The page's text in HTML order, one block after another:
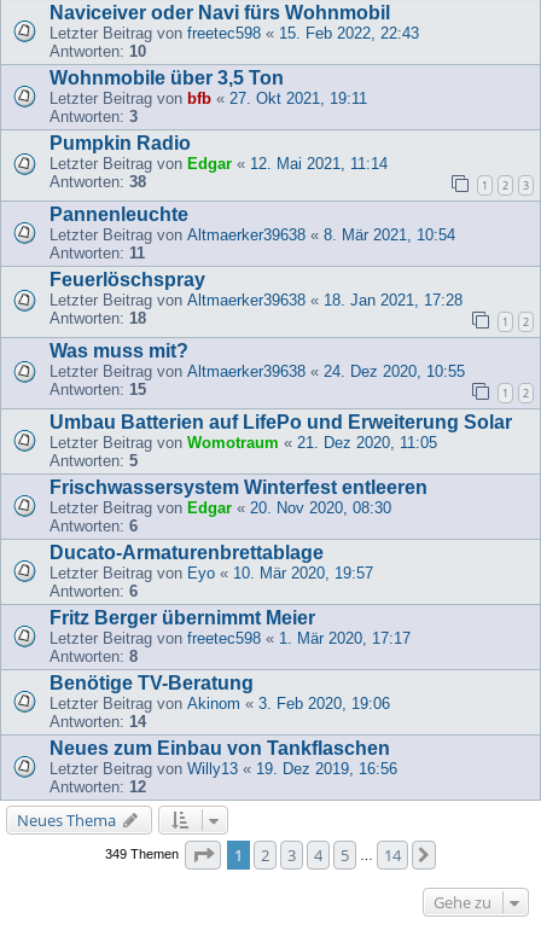
Naviceiver oder Navi fürs Wohnmobil
Letzter Beitrag von freetec598 « 15. Feb 2022, 22:43
Antworten: 10
Wohnmobile über 3,5 Ton
Letzter Beitrag von bfb « 27. Okt 2021, 19:11
Antworten: 3
Pumpkin Radio
Letzter Beitrag von Edgar « 12. Mai 2021, 11:14
Antworten: 38 1 2 3
Pannenleuchte
Letzter Beitrag von Altmaerker39638 « 8. Mär 2021, 10:54
Antworten: 11
Feuerlöschspray
Letzter Beitrag von Altmaerker39638 « 18. Jan 2021, 17:28
Antworten: 18 1 2
Was muss mit?
Letzter Beitrag von Altmaerker39638 « 24. Dez 2020, 10:55
Antworten: 15 1 2
Umbau Batterien auf LifePo und Erweiterung Solar
Letzter Beitrag von Womotraum « 21. Dez 2020, 11:05
Antworten: 5
Frischwassersystem Winterfest entleeren
Letzter Beitrag von Edgar « 20. Nov 2020, 08:30
Antworten: 6
Ducato-Armaturenbrettablage
Letzter Beitrag von Eyo « 10. Mär 2020, 19:57
Antworten: 6
Fritz Berger übernimmt Meier
Letzter Beitrag von freetec598 « 1. Mär 2020, 17:17
Antworten: 8
Benötige TV-Beratung
Letzter Beitrag von Akinom « 3. Feb 2020, 19:06
Antworten: 14
Neues zum Einbau von Tankflaschen
Letzter Beitrag von Willy13 « 19. Dez 2019, 16:56
Antworten: 12
Neues Thema
349 Themen Seite von
1 2 3 4 5 14
Gehe zu